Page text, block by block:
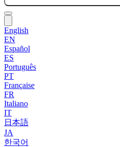
English
EN
Español
ES
Português
PT
Française
FR
Italiano
IT
日本語
JA
한국어